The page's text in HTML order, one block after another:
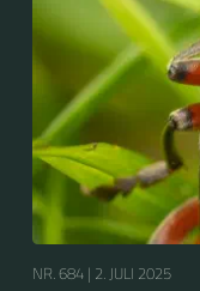
NR. 684 | 2. JULI 2025